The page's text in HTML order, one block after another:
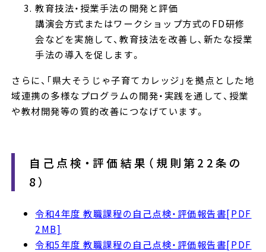
教育技法・授業手法の開発と評価
講演会方式またはワークショップ方式のFD研修
会などを実施して、教育技法を改善し、新たな授業
手法の導入を促します。
さらに、「県大そうじゃ子育てカレッジ」を拠点とした地
域連携の多様なプログラムの開発・実践を通して、授業
や教材開発等の質的改善につなげています。
自己点検・評価結果（規則第22条の
8）
令和4年度 教職課程の自己点検・評価報告書[PDF
2MB]
令和5年度 教職課程の自己点検・評価報告書[PDF